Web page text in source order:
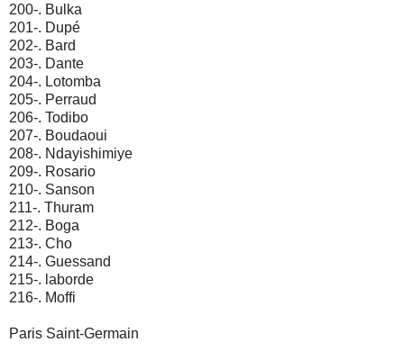
200-. Bulka
201-. Dupé
202-. Bard
203-. Dante
204-. Lotomba
205-. Perraud
206-. Todibo
207-. Boudaoui
208-. Ndayishimiye
209-. Rosario
210-. Sanson
211-. Thuram
212-. Boga
213-. Cho
214-. Guessand
215-. laborde
216-. Moffi
Paris Saint-Germain